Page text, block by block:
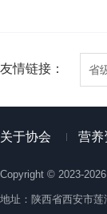
友情链接： 省
关于协会 营养
Copyright © 2023-
地址：陕西省西安市